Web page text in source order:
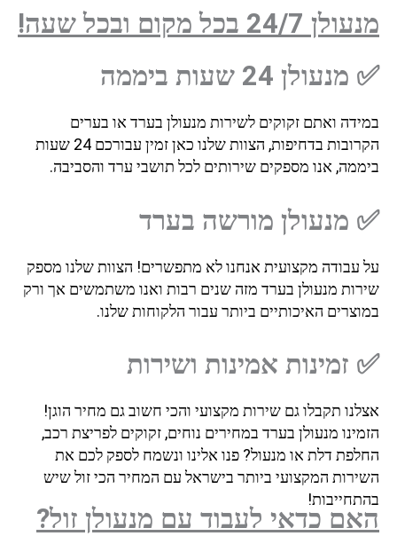
מנעולן 24/7 בכל מקום ובכל שעה!
✅ מנעולן 24 שעות ביממה
במידה ואתם זקוקים לשירות מנעולן בערד או בערים
הקרובות בדחיפות, הצוות שלנו כאן זמין עבורכם 24 שעות
ביממה, אנו מספקים שירותים לכל תושבי ערד והסביבה.
✅ מנעולן מורשה בערד
על עבודה מקצועית אנחנו לא מתפשרים! הצוות שלנו מספק
שירות מנעולן בערד מזה שנים רבות ואנו משתמשים אך ורק
במוצרים האיכותיים ביותר עבור הלקוחות שלנו.
✅ זמינות אמינות ושירות
אצלנו תקבלו גם שירות מקצועי והכי חשוב גם מחיר הוגן!
הזמינו מנעולן בערד במחירים נוחים, זקוקים לפריצת רכב,
החלפת דלת או מנעול? פנו אלינו ונשמח לספק לכם את
השירות המקצועי ביותר בישראל עם המחיר הכי זול שיש
בהתחייבות!
האם כדאי לעבוד עם מנעולן זול?